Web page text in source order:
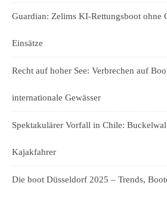
Guardian: Zelims KI-Rettungsboot ohne
Einsätze
Recht auf hoher See: Verbrechen auf
internationale Gewässer
Spektakulärer Vorfall in Chile:
Kajakfahrer
Die boot Düsseldorf 2025 – Trends,